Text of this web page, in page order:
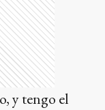
y tengo el